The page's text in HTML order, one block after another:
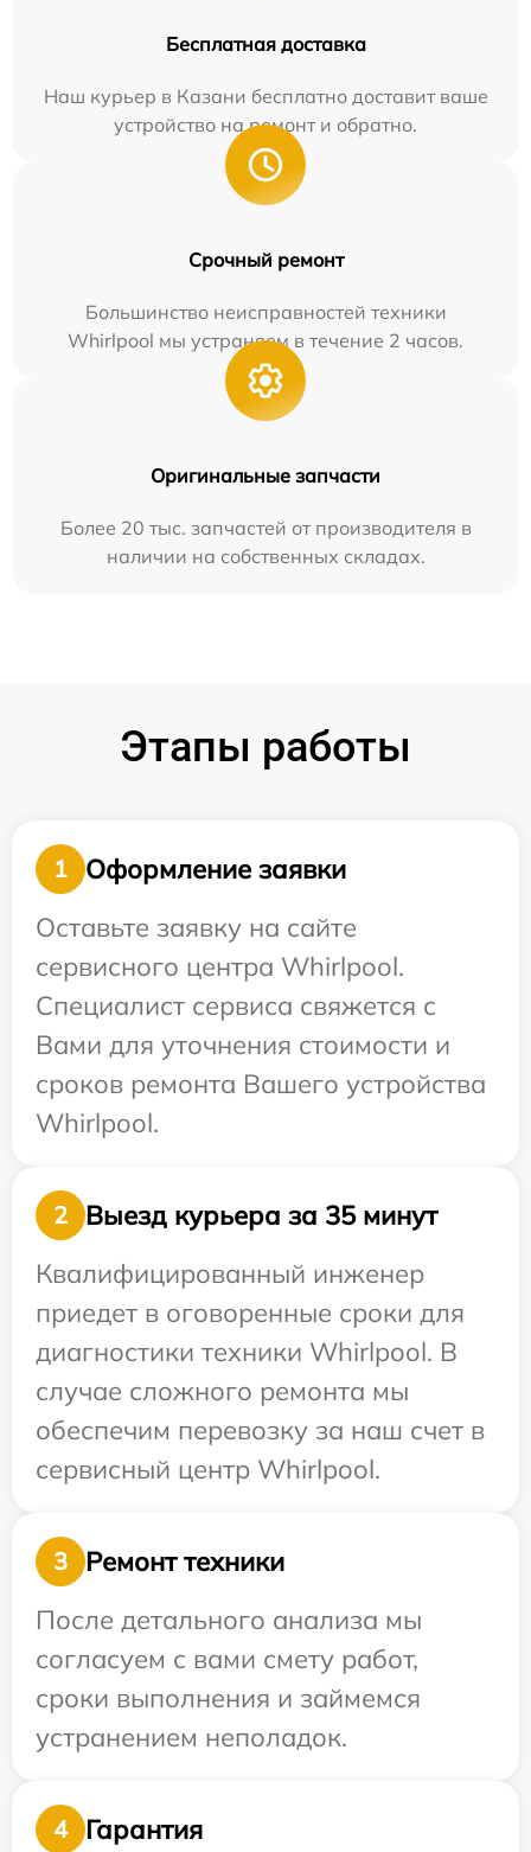
Бесплатная доставка
Наш курьер в Казани бесплатно доставит ваше
устройство на ремонт и обратно.
Срочный ремонт
Большинство неисправностей техники
Whirlpool мы устраняем в течение 2 часов.
Оригинальные запчасти
Более 20 тыс. запчастей от производителя в
наличии на собственных складах.
Этапы работы
1
Оформление заявки
Оставьте заявку на сайте
сервисного центра Whirlpool.
Специалист сервиса свяжется с
Вами для уточнения стоимости и
сроков ремонта Вашего устройства
Whirlpool.
2
Выезд курьера за 35 минут
Квалифицированный инженер
приедет в оговоренные сроки для
диагностики техники Whirlpool. В
случае сложного ремонта мы
обеспечим перевозку за наш счет в
сервисный центр Whirlpool.
3
Ремонт техники
После детального анализа мы
согласуем с вами смету работ,
сроки выполнения и займемся
устранением неполадок.
4 Гарантия